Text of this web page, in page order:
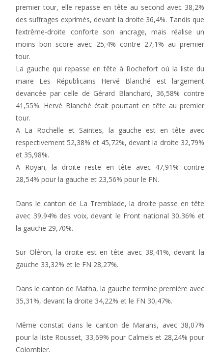
premier tour, elle repasse en tête au second avec 38,2%
des suffrages exprimés, devant la droite 36,4%. Tandis que
l’extrême-droite conforte son ancrage, mais réalise un
moins bon score avec 25,4% contre 27,1% au premier
tour.
La gauche qui repasse en tête à Rochefort où la liste du
maire Les Républicains Hervé Blanché est largement
devancée par celle de Gérard Blanchard, 36,58% contre
41,55%. Hervé Blanché était pourtant en tête au premier
tour.
A La Rochelle et Saintes, la gauche est en tête avec
respectivement 52,38% et 45,72%, devant la droite 32,79%
et 35,98%.
A Royan, la droite reste en tête avec 47,91% contre
28,54% pour la gauche et 23,56% pour le FN.
Dans le canton de La Tremblade, la droite passe en tête
avec 39,94% des voix, devant le Front national 30,36% et
la gauche 29,70%.
Sur Oléron, la droite est en tête avec 38,41%, devant la
gauche 33,32% et le FN 28,27%.
Dans le canton de Matha, la gauche termine première avec
35,31%, devant la droite 34,22% et le FN 30,47%.
Même constat dans le canton de Marans, avec 38,07%
pour la liste Rousset, 33,69% pour Calmels et 28,24% pour
Colombier.